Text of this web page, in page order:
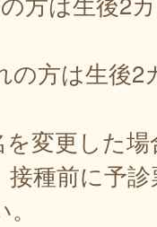
の方は生後2
変更した場
種前に予